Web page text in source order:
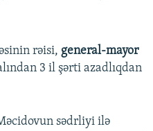
rəisi, general-mayor
3 il şərti azadlıqdan
sədrliyi ilə